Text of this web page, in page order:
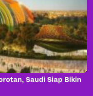
Saudi Siap Bikin